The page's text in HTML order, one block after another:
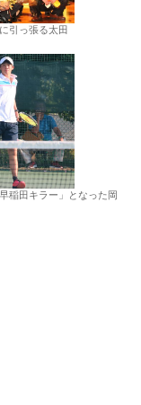
引っ張る太田
稲田キラー」となった岡